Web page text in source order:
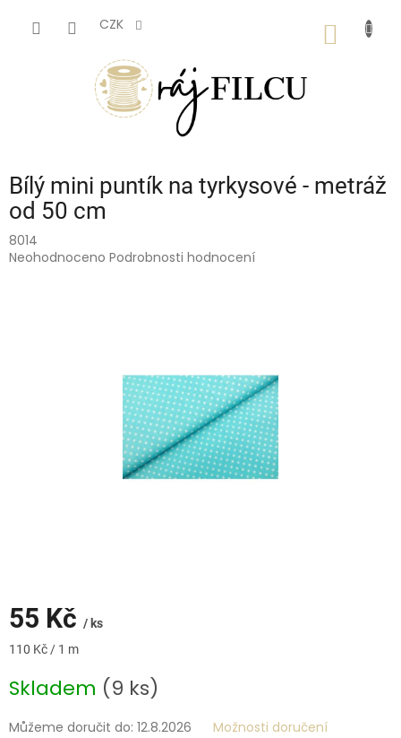
CZK
Bílý mini puntík na tyrkysové - metráž
od 50 cm
8014
Průměrné
Neohodnoceno Podrobnosti hodnocení
55 Kč / ks
Měrná
110 Kč / 1 m
Skladem (9 ks)
Můžeme doručit do: 12.8.2026 Možnosti doručení